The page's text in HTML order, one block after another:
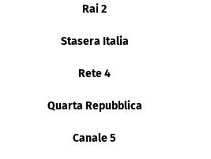
Rai 2
Stasera Italia
Rete 4
Quarta Repubblica
Canale 5